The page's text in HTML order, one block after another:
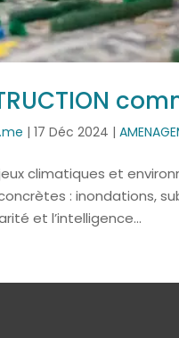
|17 Déc 2024 |
climatiques et
: inondations,
et l’intelligence...